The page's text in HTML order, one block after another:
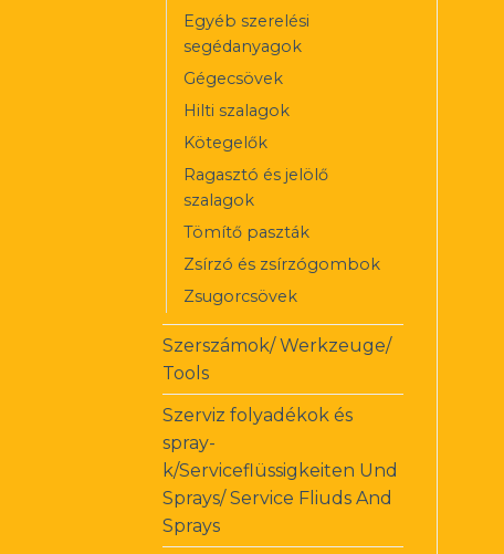
Egyéb szerelési
segédanyagok
Gégecsövek
Hilti szalagok
Kötegelők
Ragasztó és jelölő
szalagok
Tömítő paszták
Zsírzó és zsírzógombok
Zsugorcsövek
Szerszámok/ Werkzeuge/
Tools
Szerviz folyadékok és
spray-
k/Serviceflüssigkeiten Und
Sprays/ Service Fliuds And
Sprays